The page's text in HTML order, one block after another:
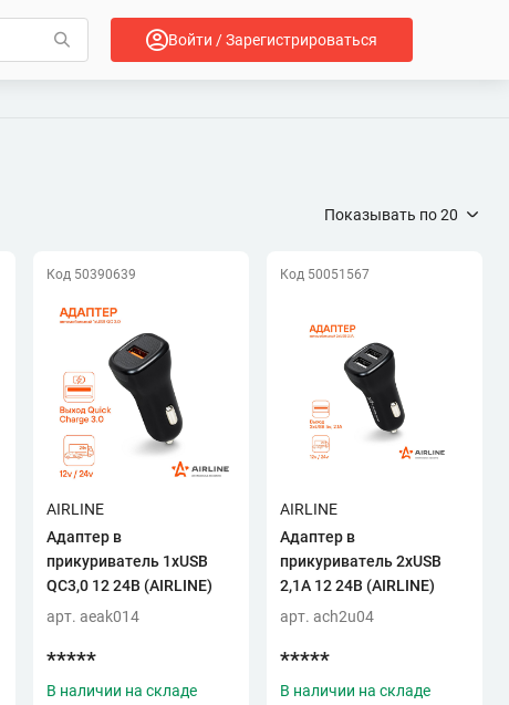
Войти / Зарегистрироваться
Показывать по20
Код 50390639
AIRLINE
Адаптер в
прикуриватель 1хUSB
QC3,0 12 24В (AIRLINE)
арт. aeak014
*****
В наличии на складе
Код 50051567
AIRLINE
Адаптер в
прикуриватель 2хUSB
2,1А 12 24В (AIRLINE)
арт. ach2u04
*****
В наличии на складе